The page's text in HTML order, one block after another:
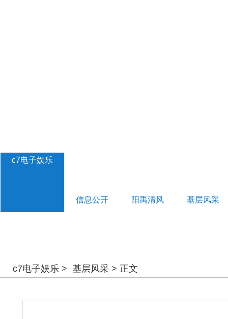
c7电子娱乐
信息公开 阳禹清风 基层风采
c7电子娱乐 > 基层风采 > 正文